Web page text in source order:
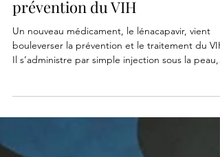
par an pour révolutionner la
prévention du VIH
Un nouveau médicament, le lénacapavir, vient